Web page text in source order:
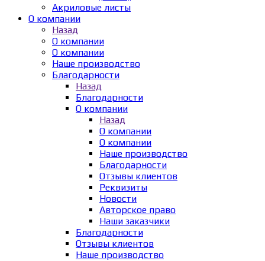
Акриловые листы
О компании
Назад
О компании
О компании
Наше производство
Благодарности
Назад
Благодарности
О компании
Назад
О компании
О компании
Наше производство
Благодарности
Отзывы клиентов
Реквизиты
Новости
Авторское право
Наши заказчики
Благодарности
Отзывы клиентов
Наше производство